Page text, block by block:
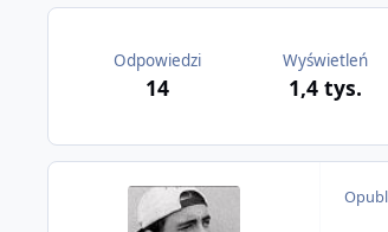
Odpowiedzi
14
Wyświetleń
1,4 tys.